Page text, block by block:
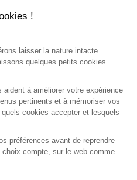
données
confidentialité
!
laisser la nature intacte.
quelques petits cookies
à améliorer votre expérience
pertinents et à mémoriser vos
cookies accepter et lesquels
préférences avant de reprendre
compte, sur le web comme